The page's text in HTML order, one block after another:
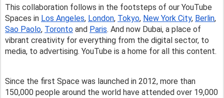
This collaboration follows in the footsteps of our YouTube
Spaces in Los Angeles, London, Tokyo, New York City, Berlin
Sao Paolo, Toronto and Paris. And now Dubai, a place of
vibrant creativity for everything from the digital sector, to
media, to advertising. YouTube is a home for all this content.
Since the first Space was launched in 2012, more than
150,000 people around the world have attended over 19,000